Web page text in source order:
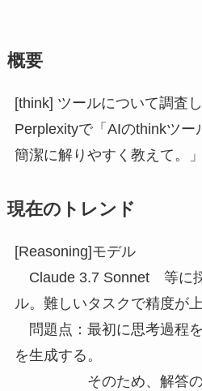
概要
[think] ツールについて調査
Perplexityで「AIのthinkツー
簡潔に解りやすく教えて。」
現在のトレンド
[Reasoning]モデル
Claude 3.7 Sonnet 等に
ル。難しいタスクで精度が上
問題点：最初に思考過程
を生成する。
そのため、解答の途